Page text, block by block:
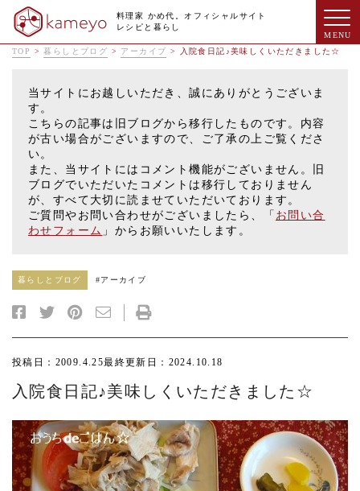
料理家 かめ代。オフィシャルサイト
レシピと暮らし
TOP > 暮らしとブログ > アーカイブ > 入院食日記♪美味しくいただきました☆
当サイトにお越しいただき、誠にありがとうございま
す。
こちらの記事は旧ブログから移行したものです。内容
が古い場合がございますので、ご了承の上ご覧くださ
い。
また、当サイトにはコメント機能がございません。旧
ブログでいただいたコメントは移行しておりません
が、すべて大切に読ませていただいております。
ご質問やお問い合わせがございましたら、「 お問い合
わせフォーム 」からお願いいたします。
暮らしとブログ #アーカイブ
投稿日：2009.4.25最終更新日：2024.10.18
入院食日記♪美味しくいただきました☆